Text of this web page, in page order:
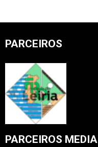
PARCEIROS
PARCEIROS MEDIA